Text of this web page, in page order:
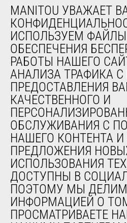
Финансирование
Продленная гарантия
Контракты на техническое
Запасные части
Система удаленного
Программное обеспечение
обслуживания
Обучение
Подержанное оборудование
О НАС
Компания
Контакты
Юридическая информация
Мероприятия
Новости
История
MANITOU УВАЖАЕТ
ИСПОЛЬЗУЕМ ФАЙЛЫ
ОБЕСПЕЧЕНИЯ
РАБОТЫ НАШЕГО
АНАЛИЗА ТРАФИКА
ПРЕДОСТАВЛЕНИЯ
КАЧЕСТВЕННОГО И
ОБСЛУЖИВАНИЯ С
НАШЕГО КОНТЕНТА
ПРЕДЛОЖЕНИЯ
ИСПОЛЬЗОВАНИЯ
ДОСТУПНЫ В
ПОЭТОМУ МЫ
ИНФОРМАЦИЕЙ О
ПРОСМАТРИВАЕТЕ